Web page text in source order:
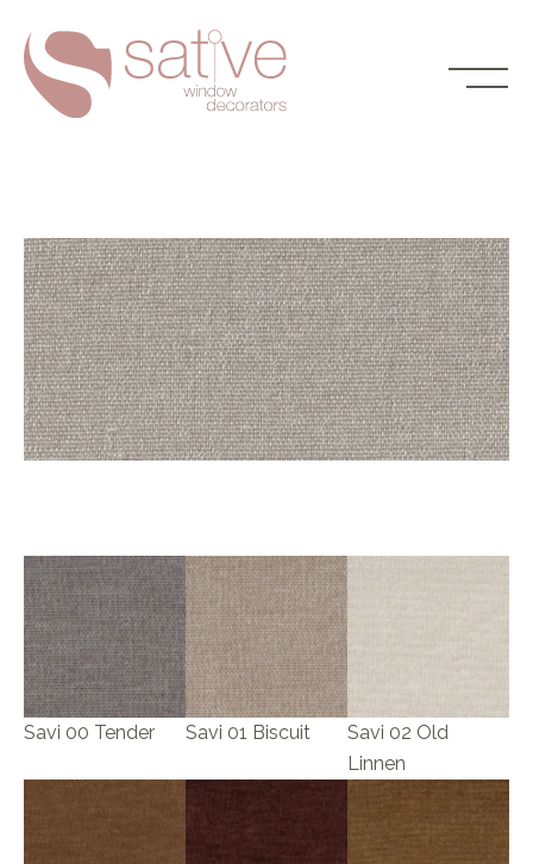
Savi 00 Tender Savi 01 Biscuit
Savi 02 Old
Linnen